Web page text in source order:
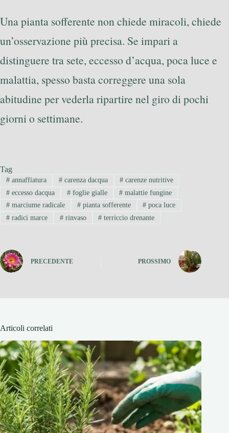
Una pianta sofferente non chiede miracoli, chiede
un’osservazione più precisa. Se impari a
distinguere tra sete, eccesso d’acqua, poca luce e
malattia, spesso basta correggere una sola
abitudine per vederla ripartire nel giro di pochi
giorni o settimane.
Tag
#annaffiatura #carenza dacqua # carenze nutritive
#eccesso dacqua #foglie gialle # malattie fungine
#marciume radicale #pianta sofferente # poca luce
#radici marce #rinvaso # terriccio drenante
PRECEDENTE PROSSIMO
Articoli correlati